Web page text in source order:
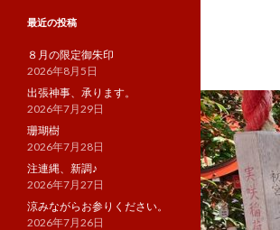
最近の投稿
８月の限定御朱印
2026年8月5日
出張神事、承ります。
2026年7月29日
珊瑚樹
2026年7月28日
注連縄、新調♪
2026年7月27日
涼みながらお参りください。
2026年7月26日